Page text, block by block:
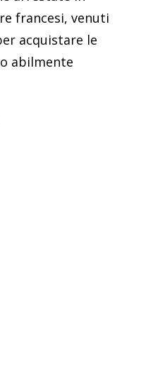
francesi, venuti
acquistare le
abilmente